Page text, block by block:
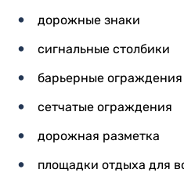
дорожные знаки
сигнальные столбики
барьерные ограждения
сетчатые ограждения
дорожная разметка
площадки отдыха для